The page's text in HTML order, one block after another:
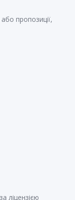
пропозиції,
ліцензією